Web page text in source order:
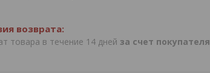
товара в течение 14 дней за счет покупателя